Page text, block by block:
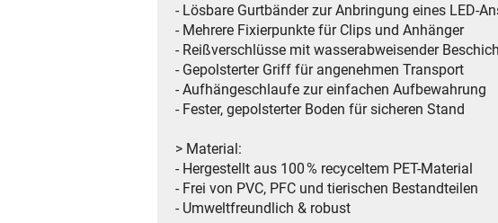
- Lösbare Gurtbänder zur Anbringung eines LED-
- Mehrere Fixierpunkte für Clips und Anhänger
- Reißverschlüsse mit wasserabweisender
- Gepolsterter Griff für angenehmen Transport
- Aufhängeschlaufe zur einfachen Aufbewahrung
- Fester, gepolsterter Boden für sicheren Stand
> Material:
- Hergestellt aus 100 % recyceltem PET-Material
- Frei von PVC, PFC und tierischen Bestandteilen
- Umweltfreundlich & robust